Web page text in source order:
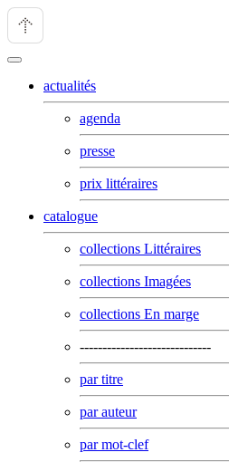
actualités
agenda
presse
prix littéraires
catalogue
collections Littéraires
collections Imagées
collections En marge
-----------------------------
par titre
par auteur
par mot-clef